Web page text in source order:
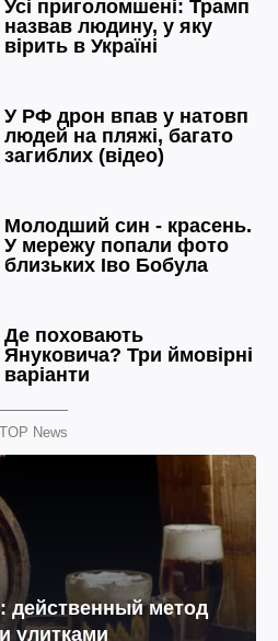
News
действенный метод